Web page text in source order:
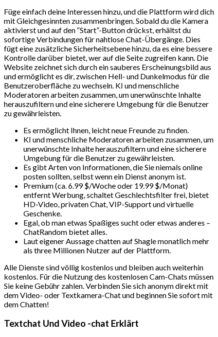
Füge einfach deine Interessen hinzu, und die Plattform wird dich
mit Gleichgesinnten zusammenbringen. Sobald du die Kamera
aktivierst und auf den “Start”-Button drückst, erhältst du
sofortige Verbindungen für nahtlose Chat-Übergänge. Dies
fügt eine zusätzliche Sicherheitsebene hinzu, da es eine bessere
Kontrolle darüber bietet, wer auf die Seite zugreifen kann. Die
Website zeichnet sich durch ein sauberes Erscheinungsbild aus
und ermöglicht es dir, zwischen Hell- und Dunkelmodus für die
Benutzeroberfläche zu wechseln. KI und menschliche
Moderatoren arbeiten zusammen, um unerwünschte Inhalte
herauszufiltern und eine sicherere Umgebung für die Benutzer
zu gewährleisten.
Es ermöglicht Ihnen, leicht neue Freunde zu finden.
KI und menschliche Moderatoren arbeiten zusammen, um
unerwünschte Inhalte herauszufiltern und eine sicherere
Umgebung für die Benutzer zu gewährleisten.
Es gibt Arten von Informationen, die Sie niemals online
posten sollten, selbst wenn ein Dienst anonym ist.
Premium (ca. 6.99 $/Woche oder 19.99 $/Monat)
entfernt Werbung, schaltet Geschlechtsfilter frei, bietet
HD-Video, privaten Chat, VIP-Support und virtuelle
Geschenke.
Egal, ob man etwas Spaßiges sucht oder etwas anderes –
ChatRandom bietet alles.
Laut eigener Aussage chatten auf Shagle monatlich mehr
als three Millionen Nutzer auf der Plattform.
Alle Dienste sind völlig kostenlos und bleiben auch weiterhin
kostenlos. Für die Nutzung des kostenlosen Cam-Chats müssen
Sie keine Gebühr zahlen. Verbinden Sie sich anonym direkt mit
dem Video- oder Textkamera-Chat und beginnen Sie sofort mit
dem Chatten!
Textchat Und Video -chat Erklärt